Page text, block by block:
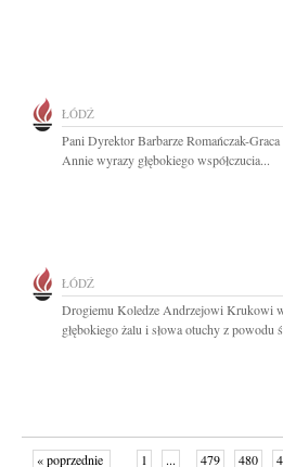
ŁÓDŹ
Pani Dyrektor Barbarze Romańczak-
Annie wyrazy głębokiego współczucia...
ŁÓDŹ
Drogiemu Koledze Andrzejowi Krukowi
głębokiego żalu i słowa otuchy z powodu
« poprzednie 1 ... 479 480